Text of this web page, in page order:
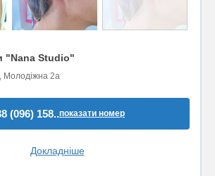
"Nana Studio"
Молодіжна 2а
(096) 158..показати номер
Докладніше